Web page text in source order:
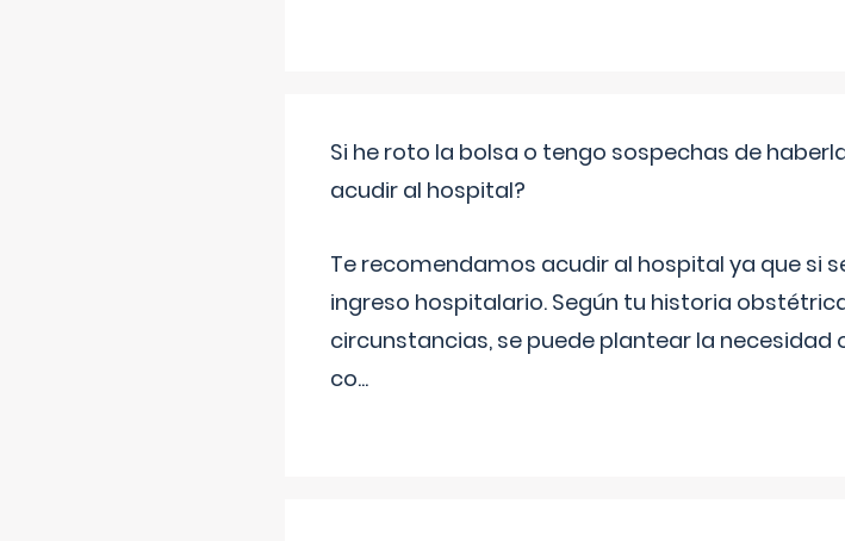
Si he roto la bolsa o tengo sospechas de
acudir al hospital?
Te recomendamos acudir al hospital ya que si
ingreso hospitalario. Según tu historia
circunstancias, se puede plantear la
co...